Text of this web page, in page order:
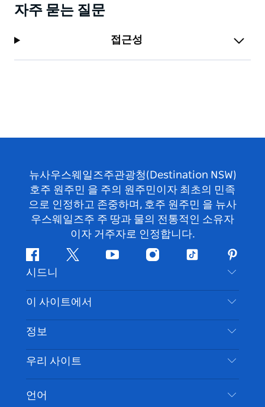
자주 묻는 질문
접근성
뉴사우스웨일즈주관광청(Destination NSW)
호주 원주민 을 주의 원주민이자 최초의 민족
으로 인정하고 존중하며, 호주 원주민 을 뉴사
우스웨일즈주 주 땅과 물의 전통적인 소유자
이자 거주자로 인정합니다.
페
이
스
북
지
귀
다
유
브
인
타
램
틱
핀
터
레
스
트
시드니
문의하기
부인 성명
쿠키 고지
이 사이트에서
목적지
할 일
이벤트
정보
여행 정보
시드니 접근성
귀하의 사업을 등록하세요
우리 사이트
언어